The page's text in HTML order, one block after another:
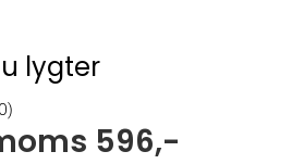
lygter
)
596,-